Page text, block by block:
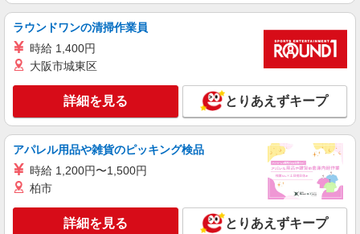
未経験大歓迎のデイサービスSTAFF＊運転で
きる方求む！大田原市
時給1500円〜2125円 ＜日払い有/週払い有/交
キープ 詳細を見る
派遣社員
株式会社kotrio /●UT-H-2066945
大田原市＊グループホームSTAFF＊経験不問
時給1500円〜2125円 ＜日払い有/週払い有/交
ラウンドワンの清掃作業員
時給 1,400円
大阪市城東区
詳細を見る とりあえずキープ
アパレル用品や雑貨のピッキング検品
時給 1,200円〜1,500円
柏市
詳細を見る とりあえずキープ